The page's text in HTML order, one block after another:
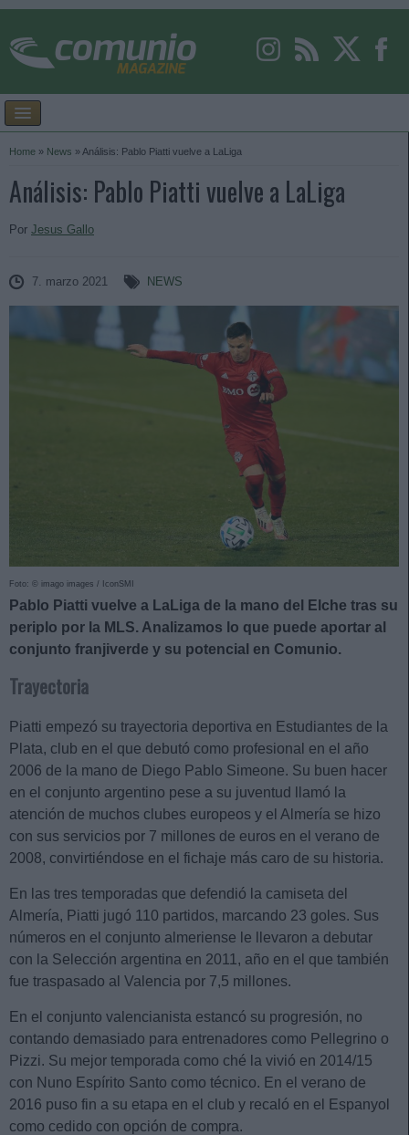
Home » News » Análisis: Pablo Piatti vuelve a LaLiga
Análisis: Pablo Piatti vuelve a LaLiga
Por Jesus Gallo
7. marzo 2021 NEWS
Foto: © imago images / IconSMI
Pablo Piatti vuelve a LaLiga de la mano del Elche tras su
periplo por la MLS. Analizamos lo que puede aportar al
conjunto franjiverde y su potencial en Comunio.
Trayectoria
Piatti empezó su trayectoria deportiva en Estudiantes de la
Plata, club en el que debutó como profesional en el año
2006 de la mano de Diego Pablo Simeone. Su buen hacer
en el conjunto argentino pese a su juventud llamó la
atención de muchos clubes europeos y el Almería se hizo
con sus servicios por 7 millones de euros en el verano de
2008, convirtiéndose en el fichaje más caro de su historia.
En las tres temporadas que defendió la camiseta del
Almería, Piatti jugó 110 partidos, marcando 23 goles. Sus
números en el conjunto almeriense le llevaron a debutar
con la Selección argentina en 2011, año en el que también
fue traspasado al Valencia por 7,5 millones.
En el conjunto valencianista estancó su progresión, no
contando demasiado para entrenadores como Pellegrino o
Pizzi. Su mejor temporada como ché la vivió en 2014/15
con Nuno Espírito Santo como técnico. En el verano de
2016 puso fin a su etapa en el club y recaló en el Espanyol
como cedido con opción de compra.